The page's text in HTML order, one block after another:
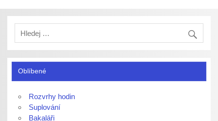
Oblíbené
Rozvrhy hodin
Suplování
Bakaláři